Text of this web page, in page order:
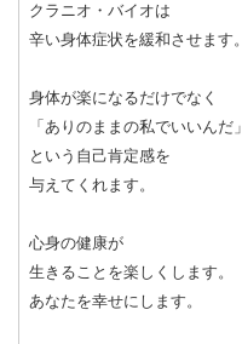
クラニオ・バイオは
辛い身体症状を緩和させます。
身体が楽になるだけでなく
「ありのままの私でいいんだ」
という自己肯定感を
与えてくれます。
心身の健康が
生きることを楽しくします。
あなたを幸せにします。